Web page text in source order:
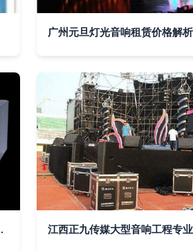
公司的音质革新之作